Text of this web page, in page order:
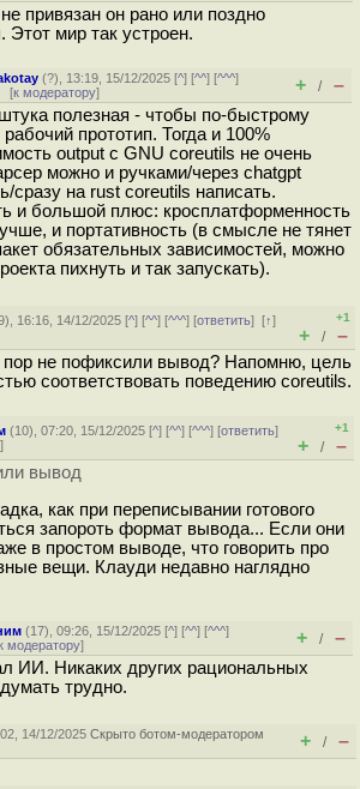
привязан он рано или поздно
Этот мир так устроен.
(?), 13:19, 15/12/2025 [^] [^^] [^^^]
[к модератору] + / –
полезная - чтобы по-быстрому
рабочий прототип. Тогда и 100%
output с GNU coreutils не очень
можно и ручками/через chatgpt
сразу на rust coreutils написать.
и большой плюс: кросплатформенность
и портативность (в смысле не тянет
обязательных зависимостей, можно
пихнуть и так запускать).
), 16:16, 14/12/2025 [^] [^^] [^^^] [ответить][↑]
+1
+ / –
пор не пофиксили вывод? Напомню, цель
соответствовать поведению coreutils.
(10), 07:20, 15/12/2025 [^] [^^] [^^^] [ответить]
]
+1
+ / –
вывод
как при переписывании готового
запороть формат вывода... Если они
в простом выводе, что говорить про
вещи. Клауди недавно наглядно
(17), 09:26, 15/12/2025 [^] [^^] [^^^]
модератору] + / –
ИИ. Никаких других рациональных
трудно.
14/12/2025Скрыто ботом-модератором
+ / –